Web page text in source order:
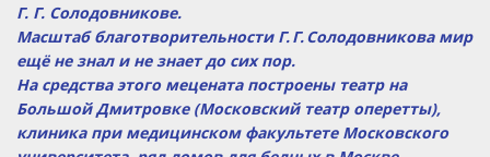
Г. Г. Солодовникове.
Масштаб благотворительности Г. Г. Солодовникова мир
ещё не знал и не знает до сих пор.
На средства этого мецената построены театр на
Большой Дмитровке (Московский театр оперетты),
клиника при медицинском факультете Московского